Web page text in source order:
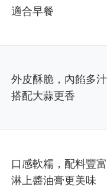
適合早餐
外皮酥脆，內餡多汁
搭配大蒜更香
口感軟糯，配料豐富
淋上醬油膏更美味